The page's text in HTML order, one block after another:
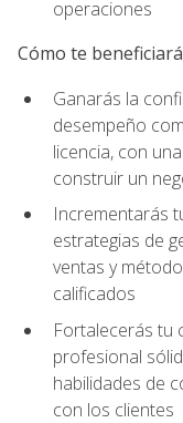
operaciones
Cómo te
Ganarás la
desempeño
licencia, con
construir un
Incrementarás
estrategias de
ventas y
calificados
Fortalecerás tu
profesional
habilidades de
con los clientes